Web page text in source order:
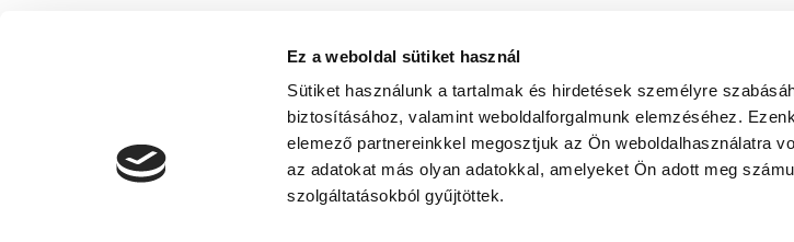
Ez a weboldal sütiket használ
Sütiket használunk a tartalmak és hirdetések személyre
biztosításához, valamint weboldalforgalmunk elemzéséhez.
elemező partnereinkkel megosztjuk az Ön weboldalhasználatra
az adatokat más olyan adatokkal, amelyeket Ön adott meg
szolgáltatásokból gyűjtöttek.